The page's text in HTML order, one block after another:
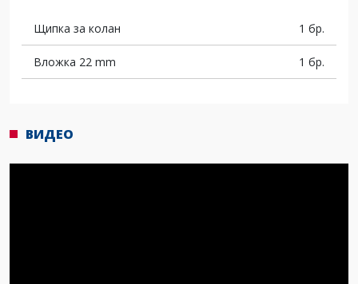
Щипка за колан 1 бр.
Вложка 22 mm 1 бр.
ВИДЕО